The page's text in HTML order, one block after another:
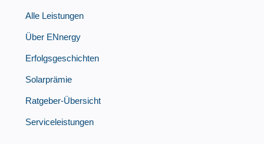
Alle Leistungen
Über ENnergy
Erfolgsgeschichten
Solarprämie
Ratgeber-Übersicht
Serviceleistungen